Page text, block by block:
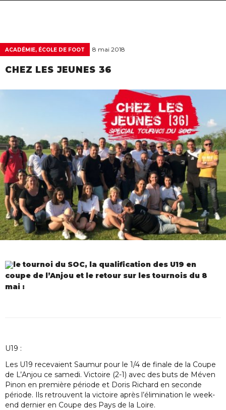
ACADÉMIE, ÉCOLE DE FOOT 8 mai 2018
CHEZ LES JEUNES 36
le tournoi du SOC, la qualification des U19 en
coupe de l’Anjou et le retour sur les tournois du 8
mai :
U19 :
Les U19 recevaient Saumur pour le 1/4 de finale de la Coupe
de L’Anjou ce samedi. Victoire (2-1) avec des buts de Méven
Pinon en première période et Doris Richard en seconde
période. Ils retrouvent la victoire après l’élimination le week-
end dernier en Coupe des Pays de la Loire.